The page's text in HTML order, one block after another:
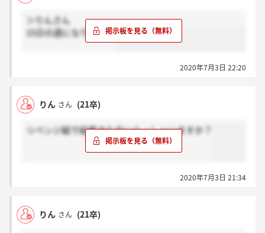
＞りんさん
15日の週になります！
2020年7月3日 22:20
りん さん (21卒)
リベンジ組で結果きた方いらっしゃいますか？
2020年7月3日 21:34
りん さん (21卒)